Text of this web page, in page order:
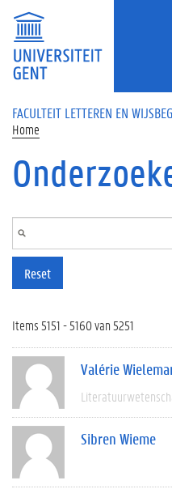
Overslaan en naar de inhoud gaan
FACULTEIT LETTEREN EN
Home
Reset
Items 5151 - 5160 van 5251
Valérie
Sibren Wieme